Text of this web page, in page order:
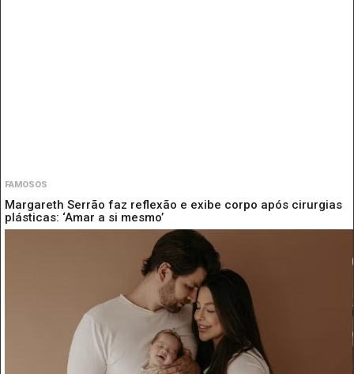
FAMOSOS
Margareth Serrão faz reflexão e exibe corpo após cirurgias
plásticas: ‘Amar a si mesmo’